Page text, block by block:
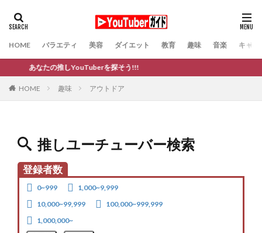
HOME バラエティ 美容 ダイエット 教育 趣味 音楽 キャバ
あなたの推しYouTuberを探そう!!!
HOME 趣味 アウトドア
推しユーチューバー検索
登録者数
0~999
1,000~9,999
10,000~99,999
100,000~999,999
1,000,000~